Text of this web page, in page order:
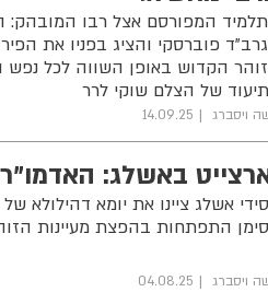
המפורסם אצל רבו המובהק:
פוברסקי והציג בפניו את
הקדוש באופן השווה לכל נפש
של הצלם שוקי לרר
ויסברג 14.09.25
באשלג:
אשלג ציינו את יומא דהילולא
התפתחות בהפצת מעיינות
ויסברג 04.08.25